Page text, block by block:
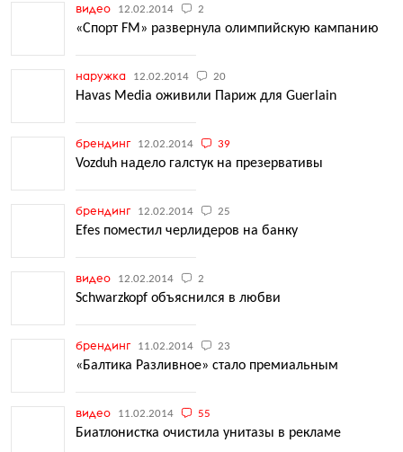
видео 12.02.2014 2
«Спорт FM» развернула олимпийскую кампанию
наружка 12.02.2014 20
Havas Media оживили Париж для Guerlain
брендинг 12.02.2014 39
Vozduh надело галстук на презервативы
брендинг 12.02.2014 25
Efes поместил черлидеров на банку
видео 12.02.2014 2
Schwarzkopf объяснился в любви
брендинг 11.02.2014 23
«Балтика Разливное» стало премиальным
видео 11.02.2014 55
Биатлонистка очистила унитазы в рекламе